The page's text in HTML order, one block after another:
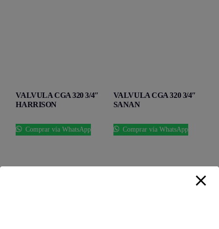
VALVULA CGA 320 3/4″
HARRISON
Comprar vía WhatsApp
VALVULA CGA 320 3/4″
SANAN
Comprar vía WhatsApp